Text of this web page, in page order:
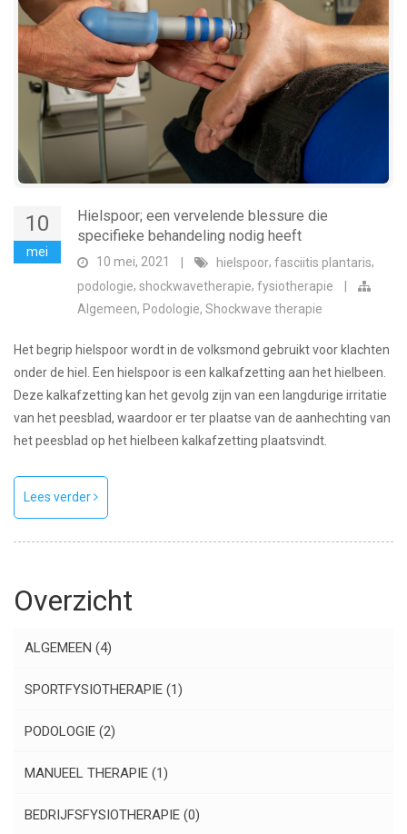
10
mei
Hielspoor; een vervelende blessure die
specifieke behandeling nodig heeft
10 mei, 2021 hielspoor, fasciitis plantaris,
podologie, shockwavetherapie, fysiotherapie
|
Algemeen, Podologie, Shockwave therapie
Het begrip hielspoor wordt in de volksmond gebruikt voor klachten
onder de hiel. Een hielspoor is een kalkafzetting aan het hielbeen.
Deze kalkafzetting kan het gevolg zijn van een langdurige irritatie
van het peesblad, waardoor er ter plaatse van de aanhechting van
het peesblad op het hielbeen kalkafzetting plaatsvindt.
Lees verder
Overzicht
ALGEMEEN (4)
SPORTFYSIOTHERAPIE (1)
PODOLOGIE (2)
MANUEEL THERAPIE (1)
BEDRIJFSFYSIOTHERAPIE (0)